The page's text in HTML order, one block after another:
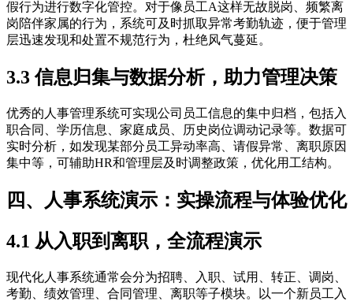
假行为进行数字化管控。对于像员工A这样无故脱岗、频繁离
岗陪伴家属的行为，系统可及时抓取异常考勤轨迹，便于管理
层迅速发现和处置不规范行为，杜绝风气蔓延。
3.3 信息归集与数据分析，助力管理决策
优秀的人事管理系统可实现公司员工信息的集中归档，包括入
职合同、学历信息、家庭成员、历史岗位调动记录等。数据可
实时分析，如发现某部分员工异动率高、请假异常、离职原因
集中等，可辅助HR和管理层及时调整政策，优化用工结构。
四、人事系统演示：实操流程与体验优化
4.1 从入职到离职，全流程演示
现代化人事系统通常会分为招聘、入职、试用、转正、调岗、
考勤、绩效管理、合同管理、离职等子模块。以一个新员工入